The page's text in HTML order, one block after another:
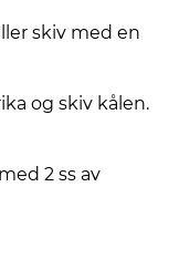
skiv med en
og skiv kålen.
2 ss av